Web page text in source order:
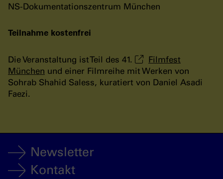
NS-Dokumentationszentrum München
Teilnahme kostenfrei
Die Veranstaltung ist Teil des 41.
Filmfest
München und einer Filmreihe mit Werken von
Sohrab Shahid Saless, kuratiert von Daniel Asadi
Faezi.
Newsletter
Kontakt